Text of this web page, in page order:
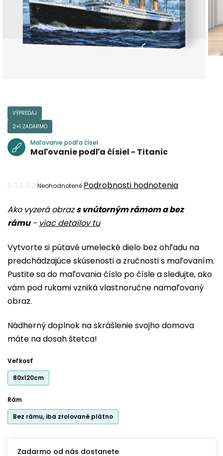
Ako vyzerá obrazs vnútorným rámom a bez
rámu- viac detailov tu
Vytvorte si pútavé umelecké dielo bez ohľadu na
predchádzajúce skúsenosti a zručnosti s maľovaním.
Pustite sa do maľovania číslo po čísle a sledujte, ako
vám pod rukami vzniká vlastnoručne namaľovaný
obraz.
Nádherný doplnok na skrášlenie svojho domova
máte na dosah štetca!
Veľkosť
80x120cm
Rám
Bez rámu, iba zrolované plátno
Zadarmo od nás dostanete
VÝPREDAJ
2+1 ZADARMO
Maľovanie podľa čísel
Maľovanie podľa čísiel - Titanic
Priemerné
produktu
je
z
5
hviezdičiek.
Neohodnotené Podrobnosti hodnotenia